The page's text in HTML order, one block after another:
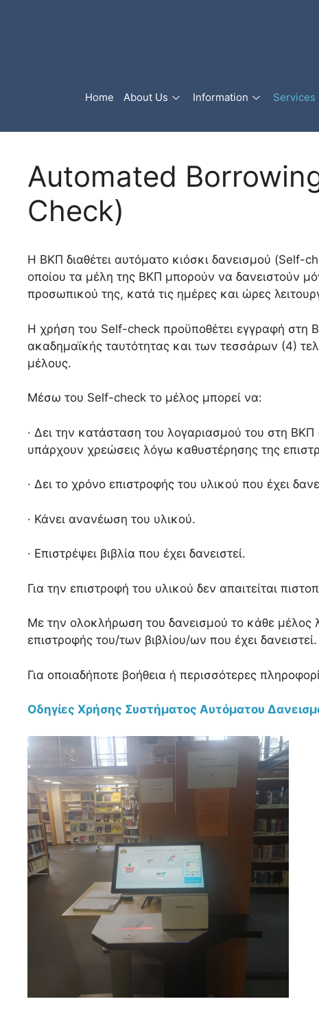
Home About Us Information Services
Automated
Check)
Η ΒΚΠ διαθέτει αυτόματο κιόσκι δανεισμού (Self-
οποίου τα μέλη της ΒΚΠ μπορούν να δανειστούν
προσωπικού της, κατά τις ημέρες και ώρες
Η χρήση του Self-check προϋποθέτει εγγραφή στη
ακαδημαϊκής ταυτότητας και των τεσσάρων (4)
μέλους.
Μέσω του Self-check το μέλος μπορεί να:
· Δει την κατάσταση του λογαριασμού του στη ΒΚΠ
υπάρχουν χρεώσεις λόγω καθυστέρησης της
· Δει το χρόνο επιστροφής του υλικού που έχει
· Κάνει ανανέωση του υλικού.
· Επιστρέψει βιβλία που έχει δανειστεί.
Για την επιστροφή του υλικού δεν απαιτείται
Με την ολοκλήρωση του δανεισμού το κάθε μέλος
επιστροφής του/των βιβλίου/ων που έχει δανειστεί.
Για οποιαδήποτε βοήθεια ή περισσότερες
Οδηγίες Χρήσης Συστήματος Αυτόματου